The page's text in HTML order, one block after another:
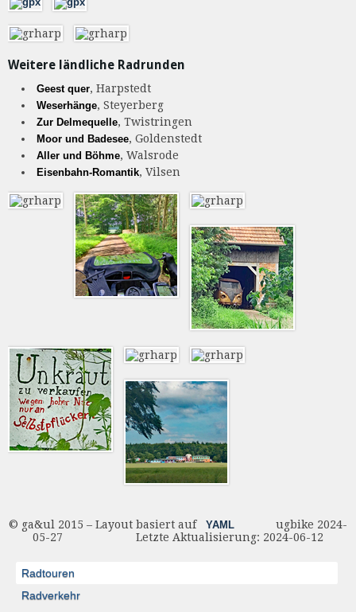
Weitere ländliche Radrunden
Geest quer, Harpstedt
Weserhänge, Steyerberg
Zur Delmequelle, Twistringen
Moor und Badesee, Goldenstedt
Aller und Böhme, Walsrode
Eisenbahn-Romantik, Vilsen
© ga&ul 2015 – Layout basiert auf YAML ugbike 2024-
05-27 Letzte Aktualisierung: 2024-06-12
Radtouren
Radverkehr